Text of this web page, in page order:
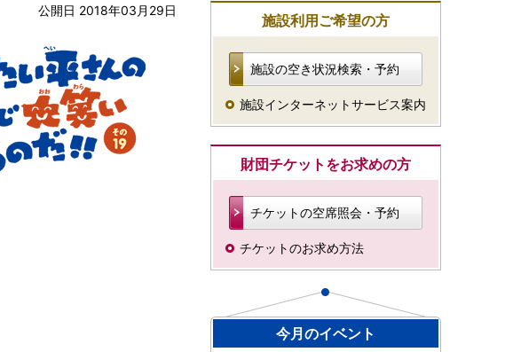
公開日 2018年03月29日
施設利用ご希望の方
施設の空き状況検索・予約
施設インターネットサービス案内
財団チケットをお求めの方
チケットの空席照会・予約
チケットのお求め方法
今月のイベント